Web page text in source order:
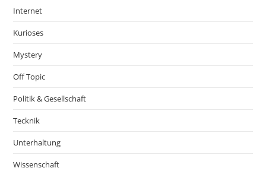
Internet
Kurioses
Mystery
Off Topic
Politik & Gesellschaft
Tecknik
Unterhaltung
Wissenschaft